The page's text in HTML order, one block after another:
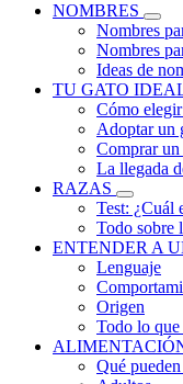
NOMBRES
Nombres
Nombres
Ideas de
TU GATO
Cómo
Adoptar un
Comprar un
La llegada
RAZAS
Test: ¿Cuál
Todo sobre
ENTENDER A
Lenguaje
Origen
Todo lo que
Qué